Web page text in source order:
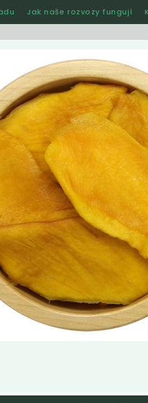
Jak naše rozvozy fungují
Kosmetika
ovoce
Doporučené